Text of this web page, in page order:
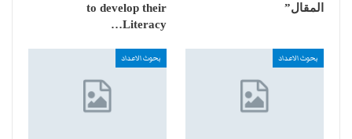
المقال”
to develop their
Literacy…
بحوث الاعداد بحوث الاعداد